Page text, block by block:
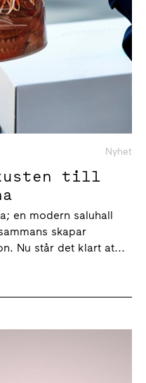
Nyhet
till
en modern saluhall
skapar
Nu står det klart at...